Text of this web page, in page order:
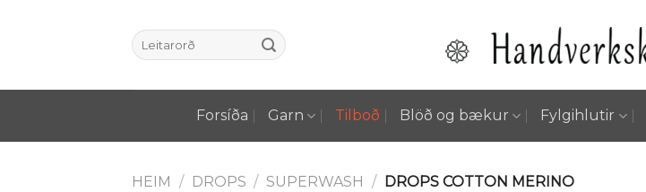
Leita
eftir:
Forsíða Garn Tilboð Blöð og bækur Fylgihlutir
HEIM / DROPS / SUPERWASH / DROPS COTTON MERINO